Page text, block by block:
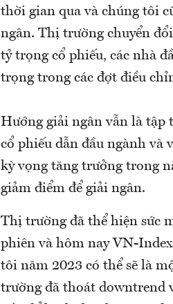
thời gian qua và chúng tôi
ngân. Thị trường chuyển
tỷ trọng cổ phiếu, các nhà
trọng trong các đợt điều
Hướng giải ngân vẫn là tập
cổ phiếu dẫn đầu ngành và
kỳ vọng tăng trưởng trong
giảm điểm để giải ngân.
Thị trường đã thể hiện sức
phiên và hôm nay VN-
tôi năm 2023 có thể sẽ là
trường đã thoát downtrend